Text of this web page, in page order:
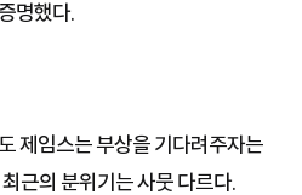
명했다.
제임스는 부상을 기다려주자는
근의 분위기는 사뭇 다르다.